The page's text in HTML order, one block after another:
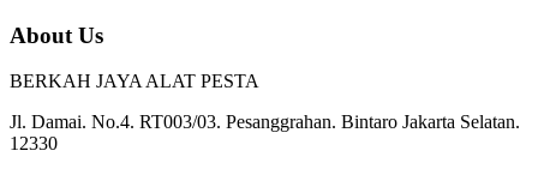
About Us
BERKAH JAYA ALAT PESTA
Jl. Damai. No.4. RT003/03. Pesanggrahan. Bintaro Jakarta Selatan.
12330